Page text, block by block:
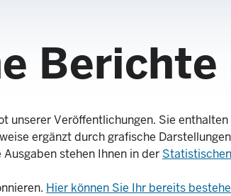
Berichte
unserer Veröffentlichungen. Sie
ergänzt durch grafische
stehen Ihnen in der
Hier können Sie Ihr bereits